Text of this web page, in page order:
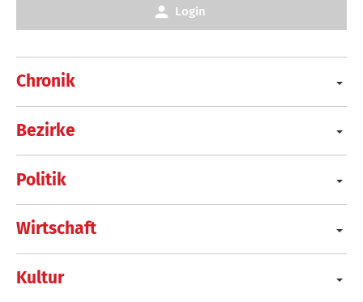
Chronik
Bezirke
Politik
Wirtschaft
Kultur
Login